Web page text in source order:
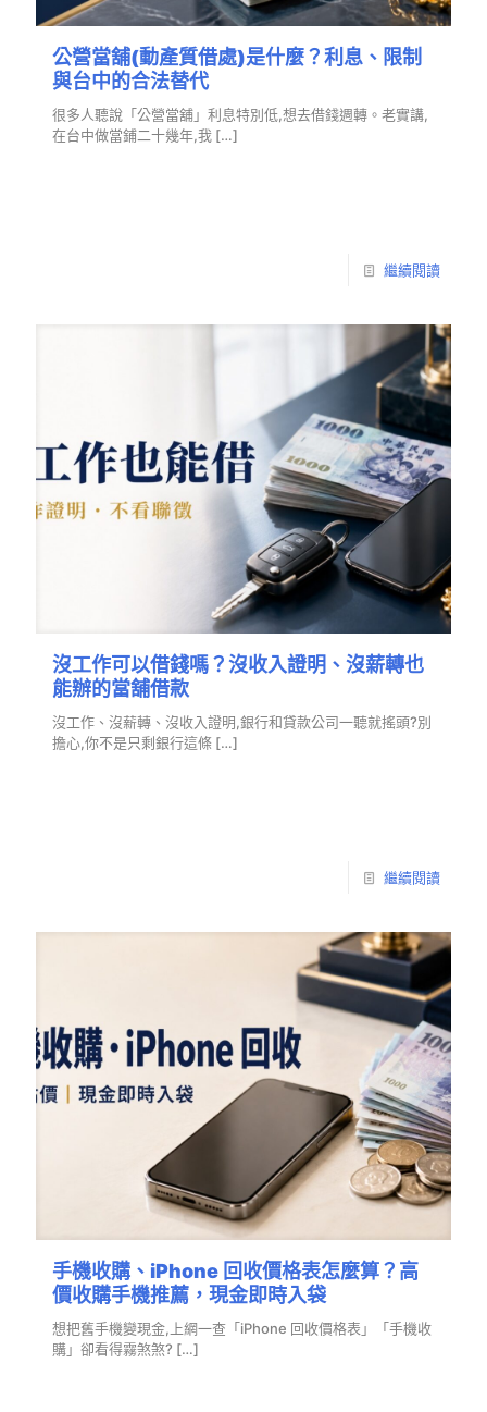
公營當舖(動產質借處)是什麼？利息、限制
與台中的合法替代
很多人聽說「公營當舖」利息特別低,想去借錢週轉。老實講,
在台中做當鋪二十幾年,我 […]
繼續閱讀
沒工作可以借錢嗎？沒收入證明、沒薪轉也
能辦的當舖借款
沒工作、沒薪轉、沒收入證明,銀行和貸款公司一聽就搖頭?別
擔心,你不是只剩銀行這條 […]
繼續閱讀
手機收購、iPhone 回收價格表怎麼算？高
價收購手機推薦，現金即時入袋
想把舊手機變現金,上網一查「iPhone 回收價格表」「手機收
購」卻看得霧煞煞? […]